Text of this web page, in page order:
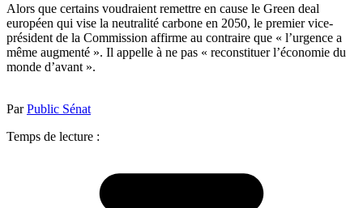
Alors que certains voudraient remettre en cause le Green deal
européen qui vise la neutralité carbone en 2050, le premier vice-
président de la Commission affirme au contraire que « l’urgence a
même augmenté ». Il appelle à ne pas « reconstituer l’économie du
monde d’avant ».
ParPublic Sénat
Temps de lecture :